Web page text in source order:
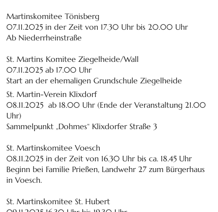
Martinskomitee Tönisberg
07.11.2025 in der Zeit von 17.30 Uhr bis 20.00 Uhr
Ab Niederrheinstraße
St. Martins Komitee Ziegelheide/Wall
07.11.2025 ab 17.00 Uhr
Start an der ehemaligen Grundschule Ziegelheide
St. Martin-Verein Klixdorf
08.11.2025 ab 18.00 Uhr (Ende der Veranstaltung 21.00
Uhr)
Sammelpunkt „Dohmes“ Klixdorfer Straße 3
St. Martinskomitee Voesch
08.11.2025 in der Zeit von 16.30 Uhr bis ca. 18.45 Uhr
Beginn bei Familie Prießen, Landwehr 27 zum Bürgerhaus
in Voesch.
St. Martinskomitee St. Hubert